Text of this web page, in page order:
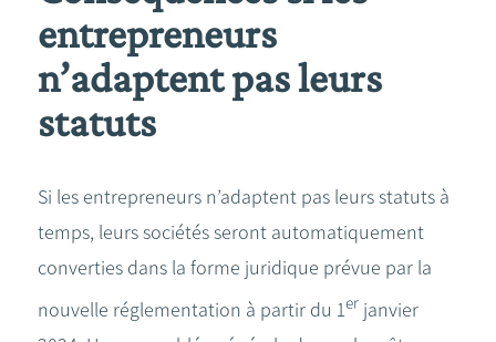
entrepreneurs
n’adaptent pas leurs
statuts
Si les entrepreneurs n’adaptent pas leurs statuts à
temps, leurs sociétés seront automatiquement
converties dans la forme juridique prévue par la
nouvelle réglementation à partir du 1er janvier